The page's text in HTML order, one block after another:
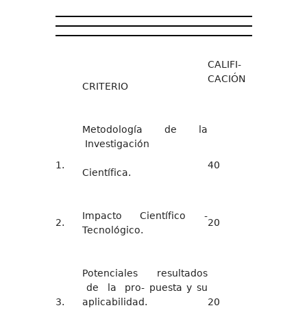
CRITERIO
CALIFI-
CACIÓN
1.
Metodología de la
Investigación
Científica.
40
2.
Impacto Científico -
Tecnológico.
20
3.
Potenciales resultados
de la pro- puesta y su
aplicabilidad.
20